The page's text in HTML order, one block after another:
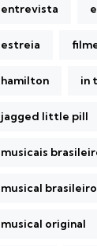
entrevista
estreia
hamilton in
jagged little pill
musicais
musical brasileiro
musical original